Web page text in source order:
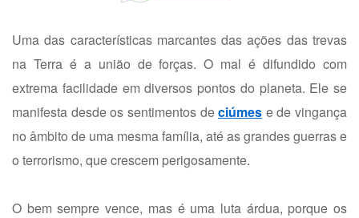
Uma das características marcantes das ações das trevas
na Terra é a união de forças. O mal é difundido com
extrema facilidade em diversos pontos do planeta. Ele se
manifesta desde os sentimentos deciúmes e de vingança
no âmbito de uma mesma família, até as grandes guerras e
o terrorismo, que crescem perigosamente.
O bem sempre vence, mas é uma luta árdua, porque os